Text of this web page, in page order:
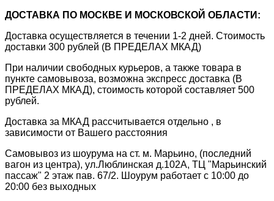
ДОСТАВКА ПО МОСКВЕ И МОСКОВСКОЙ ОБЛАСТИ:
Доставка осуществляется в течении 1-2 дней. Стоимость
доставки 300 рублей (В ПРЕДЕЛАХ МКАД)
При наличии свободных курьеров, а также товара в
пункте самовывоза, возможна экспресс доставка (В
ПРЕДЕЛАХ МКАД), стоимость которой составляет 500
рублей.
Доставка за МКАД рассчитывается отдельно , в
зависимости от Вашего расстояния
Самовывоз из шоурума на ст. м. Марьино, (последний
вагон из центра), ул.Люблинская д.102А, ТЦ "Марьинский
пассаж" 2 этаж пав. 67/2. Шоурум работает с 10:00 до
20:00 без выходных